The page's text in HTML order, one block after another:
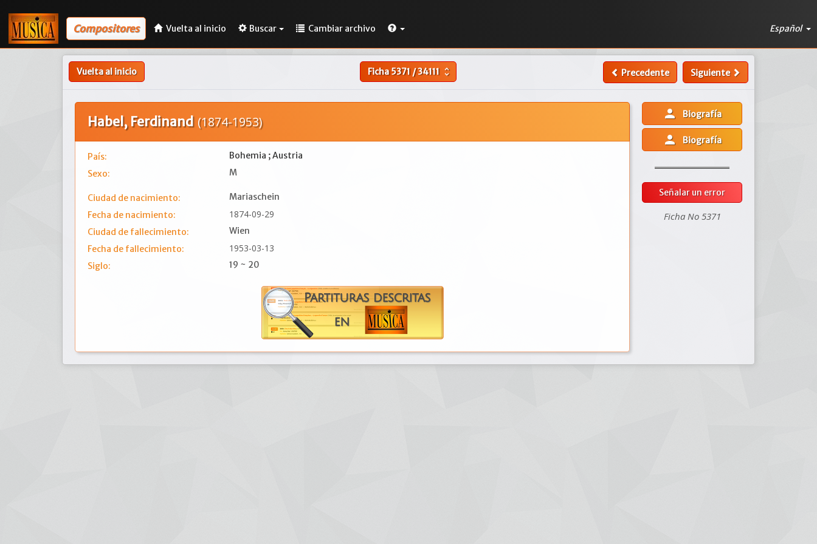
Compositores Vuelta al inicio Buscar Cambiar archivo Español
Vuelta al inicio Ficha5371 /34111 unfold_more Precedente Siguiente
Habel, Ferdinand (1874-1953)
País:
Bohemia ; Austria
Sexo:
M
Ciudad de nacimiento:
Mariaschein
Fecha de nacimiento:
1874-09-29
Ciudad de fallecimiento:
Wien
Fecha de fallecimiento:
1953-03-13
Siglo: 19 ~ 20
person Biografía
person Biografía
Señalar un error
Ficha No 5371